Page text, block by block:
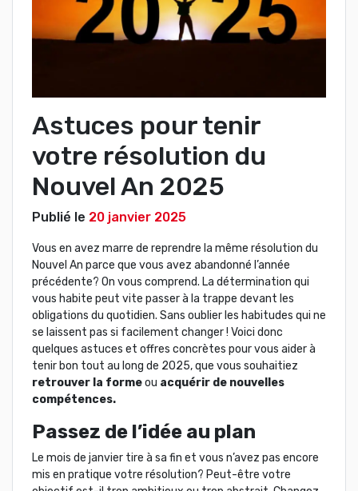
Astuces pour tenir
votre résolution du
Nouvel An 2025
Publié le 20 janvier 2025
Vous en avez marre de reprendre la même résolution du
Nouvel An parce que vous avez abandonné l’année
précédente? On vous comprend. La détermination qui
vous habite peut vite passer à la trappe devant les
obligations du quotidien. Sans oublier les habitudes qui ne
se laissent pas si facilement changer ! Voici donc
quelques astuces et offres concrètes pour vous aider à
tenir bon tout au long de 2025, que vous souhaitiez
retrouver la formeou acquérir de nouvelles
compétences.
Passez de l’idée au plan
Le mois de janvier tire à sa fin et vous n’avez pas encore
mis en pratique votre résolution? Peut-être votre